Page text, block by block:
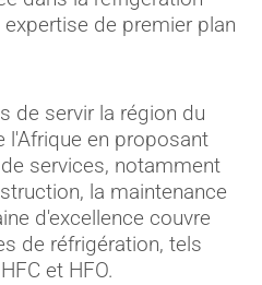
de premier plan
de servir la région du
l'Afrique en proposant
services, notamment
la maintenance
d'excellence couvre
de réfrigération, tels
et HFO.